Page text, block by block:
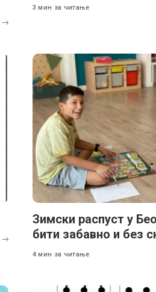
3 мин за читање
Зимски распуст у
бити забавно и без
4 мин за читање